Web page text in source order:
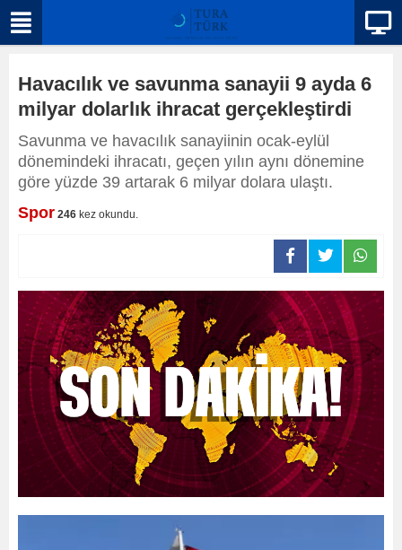
Havacılık ve savunma sanayii 9 ayda 6
milyar dolarlık ihracat gerçekleştirdi
Savunma ve havacılık sanayiinin ocak-eylül
dönemindeki ihracatı, geçen yılın aynı dönemine
göre yüzde 39 artarak 6 milyar dolara ulaştı.
Spor 246 kez okundu.